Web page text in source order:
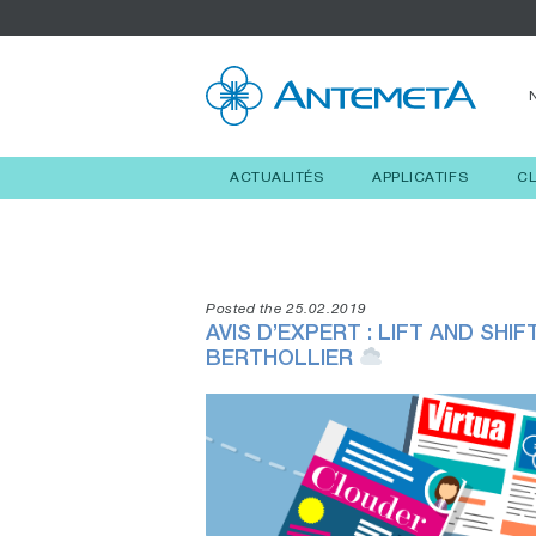
ACTUALITÉS APPLICATIFS
Posted the 25.02.2019
AVIS D’EXPERT : LIFT AND
BERTHOLLIER